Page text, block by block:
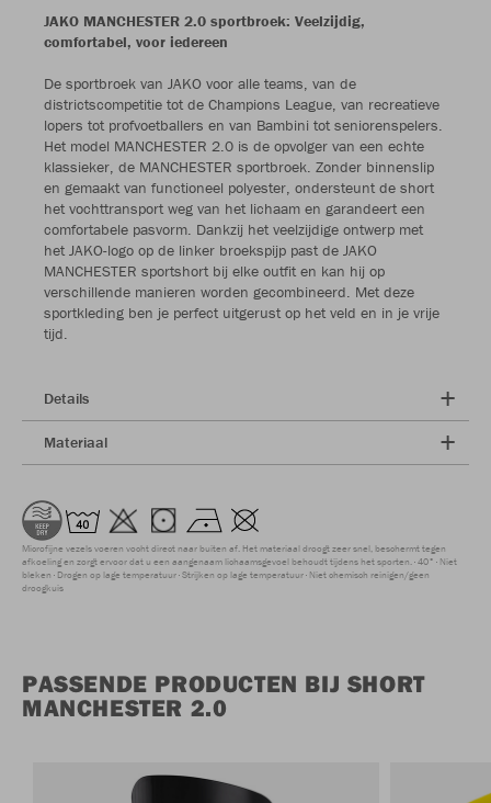
JAKO MANCHESTER 2.0 sportbroek: Veelzijdig,
comfortabel, voor iedereen
De sportbroek van JAKO voor alle teams, van de
districtscompetitie tot de Champions League, van recreatieve
lopers tot profvoetballers en van Bambini tot seniorenspelers.
Het model MANCHESTER 2.0 is de opvolger van een echte
klassieker, de MANCHESTER sportbroek. Zonder binnenslip
en gemaakt van functioneel polyester, ondersteunt de short
het vochttransport weg van het lichaam en garandeert een
comfortabele pasvorm. Dankzij het veelzijdige ontwerp met
het JAKO-logo op de linker broekspijp past de JAKO
MANCHESTER sportshort bij elke outfit en kan hij op
verschillende manieren worden gecombineerd. Met deze
sportkleding ben je perfect uitgerust op het veld en in je vrije
tijd.
Details
Materiaal
Microfijne vezels voeren vocht direct naar buiten af. Het materiaal droogt zeer snel, beschermt tegen
afkoeling en zorgt ervoor dat u een aangenaam lichaamsgevoel behoudt tijdens het sporten. 40° Niet
bleken Drogen op lage temperatuur Strijken op lage temperatuur Niet chemisch reinigen/geen
droogkuis
PASSENDE PRODUCTEN BIJ SHORT
MANCHESTER 2.0